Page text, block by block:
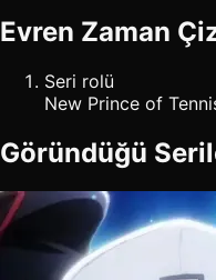
Evren Zaman
Seri rolü
New Prince of
Göründüğü